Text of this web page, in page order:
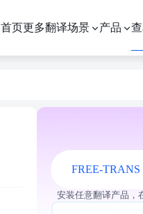
首页更多翻译场景 产品
FREE-TRANS
安装任意翻译产品，